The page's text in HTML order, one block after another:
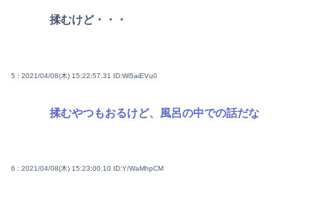
揉むけど・・・
5 : 2021/04/08(木) 15:22:57.31 ID:Wi5aiEVu0
揉むやつもおるけど、風呂の中での話だな
6 : 2021/04/08(木) 15:23:00.10 ID:Y/WaMhpCM